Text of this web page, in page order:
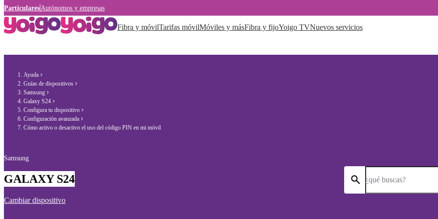
Particulares Autónomos y empresas
Fibra y móvilTarifas móvilMóviles y másFibra y fijoYoigo TVNuevos servicios
Ayuda
Guías de dispositivos
Samsung
Galaxy S24
Configura tu dispositivo
Configuración avanzada
Cómo activo o desactivo el uso del código PIN en mi móvil
Samsung
GALAXY S24
Cambiar dispositivo
¿qué buscas?